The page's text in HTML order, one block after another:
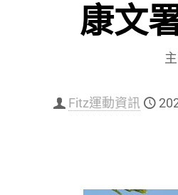
康文
Fitz運動資訊